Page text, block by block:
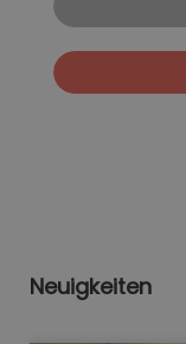
Neuigkeiten